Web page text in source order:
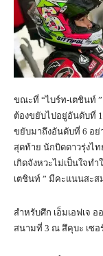
ขณะที่ “ไบร์ท-เตชินท์
ต้องขยับไปอยู่อันดับที่
ขยับมาถึงอันดับที่ 6 อย่
สุดท้าย นักบิดดาวรุ่งไ
เกิดจังหวะไม่เป็นใจท
เตชินท์ ” มีคะแนนสะส
สำหรับศึก เอ็มเอฟเจ อ
สนามที่ 3 ณ สึคุบะ เซอ